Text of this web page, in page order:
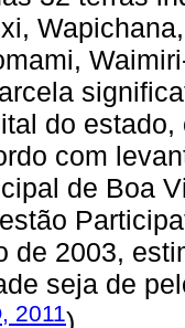
do
com
de Boa
de 2003,
seja de
2011).